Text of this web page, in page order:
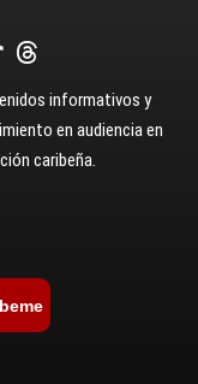
informativos y
en audiencia en
caribeña.